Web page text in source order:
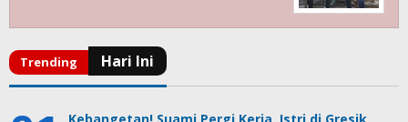
Kebangetan! Suami Pergi Kerja, Istri di Gresik